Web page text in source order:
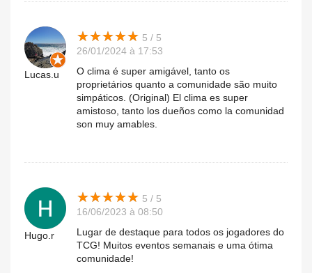
Lucas.u
★★★★★
★★★★★ 5 / 5
26/01/2024 à 17:53
O clima é super amigável, tanto os
proprietários quanto a comunidade são muito
simpáticos. (Original) El clima es super
amistoso, tanto los dueños como la comunidad
son muy amables.
Hugo.r
★★★★★
★★★★★ 5 / 5
16/06/2023 à 08:50
Lugar de destaque para todos os jogadores do
TCG! Muitos eventos semanais e uma ótima
comunidade!